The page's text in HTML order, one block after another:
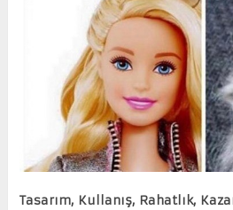
Tasarım, Kullanış, Rahatlık,